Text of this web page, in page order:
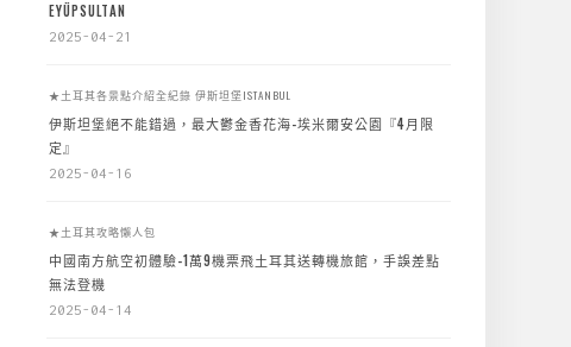
EYÜPSULTAN
2025-04-21
★土耳其各景點介紹全紀錄 伊斯坦堡ISTANBUL
伊斯坦堡絕不能錯過，最大鬱金香花海-埃米爾安公園『4月限
定』
2025-04-16
★土耳其攻略懶人包
中國南方航空初體驗-1萬9機票飛土耳其送轉機旅館，手誤差點
無法登機
2025-04-14